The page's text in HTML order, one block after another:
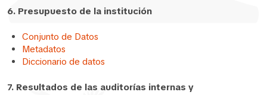
6. Presupuesto de la institución
Conjunto de Datos
Metadatos
Diccionario de datos
7. Resultados de las auditorías internas y